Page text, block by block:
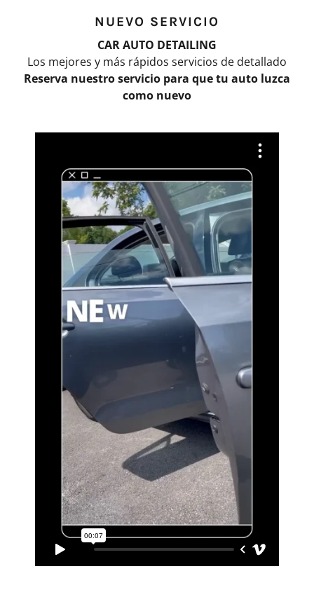
NUEVO SERVICIO
CAR AUTO DETAILING
Los mejores y más rápidos servicios de detallado
Reserva nuestro servicio para que tu auto luzca
como nuevo